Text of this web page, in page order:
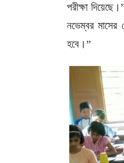
পরীক্ষা
নভেম্বর মাসের
হবে।”